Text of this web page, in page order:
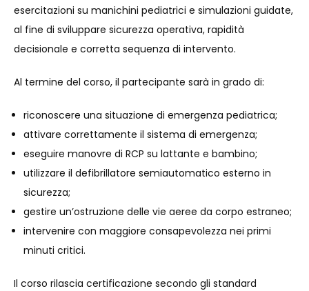
esercitazioni su manichini pediatrici e simulazioni guidate,
al fine di sviluppare sicurezza operativa, rapidità
decisionale e corretta sequenza di intervento.
Al termine del corso, il partecipante sarà in grado di:
riconoscere una situazione di emergenza pediatrica;
attivare correttamente il sistema di emergenza;
eseguire manovre di RCP su lattante e bambino;
utilizzare il defibrillatore semiautomatico esterno in
sicurezza;
gestire un’ostruzione delle vie aeree da corpo estraneo;
intervenire con maggiore consapevolezza nei primi
minuti critici.
Il corso rilascia certificazione secondo gli standard